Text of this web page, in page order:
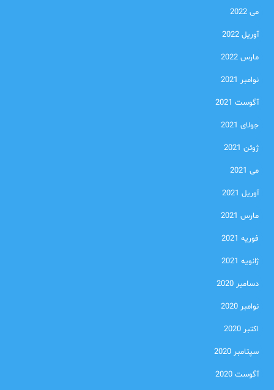
می 2022
آوریل 2022
مارس 2022
نوامبر 2021
آگوست 2021
جولای 2021
ژوئن 2021
می 2021
آوریل 2021
مارس 2021
فوریه 2021
ژانویه 2021
دسامبر 2020
نوامبر 2020
اکتبر 2020
سپتامبر 2020
آگوست 2020